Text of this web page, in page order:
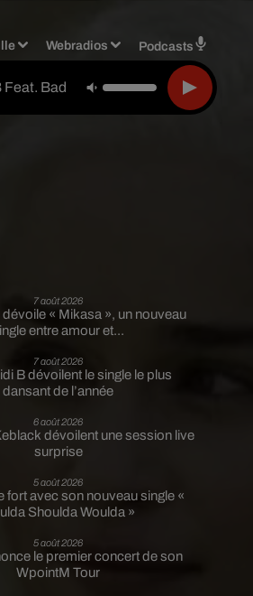
Webradios Podcasts
Feat. Bad Bunny & J Balvin
7 août 2026
« Mikasa », un nouveau
entre amour et...
7 août 2026
B dévoilent le single le plus
dansant de l’année
6 août 2026
dévoilent une session live
surprise
5 août 2026
fort avec son nouveau single «
Shoulda Woulda »
5 août 2026
le premier concert de son
WpointM Tour